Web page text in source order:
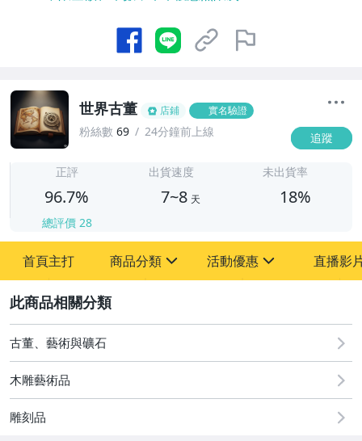
世界古董 店鋪 實名驗證
粉絲數 69 24分鐘前上線 追蹤
正評
96.7%
總評價 28
出貨速度
7~8 天
未出貨率
18%
首頁主打 商品分類
其它
活動優惠
[全店] 粉絲專享
[全店] 周年慶
直播影
古董、藝術與礦石
木雕藝術品
雕刻品